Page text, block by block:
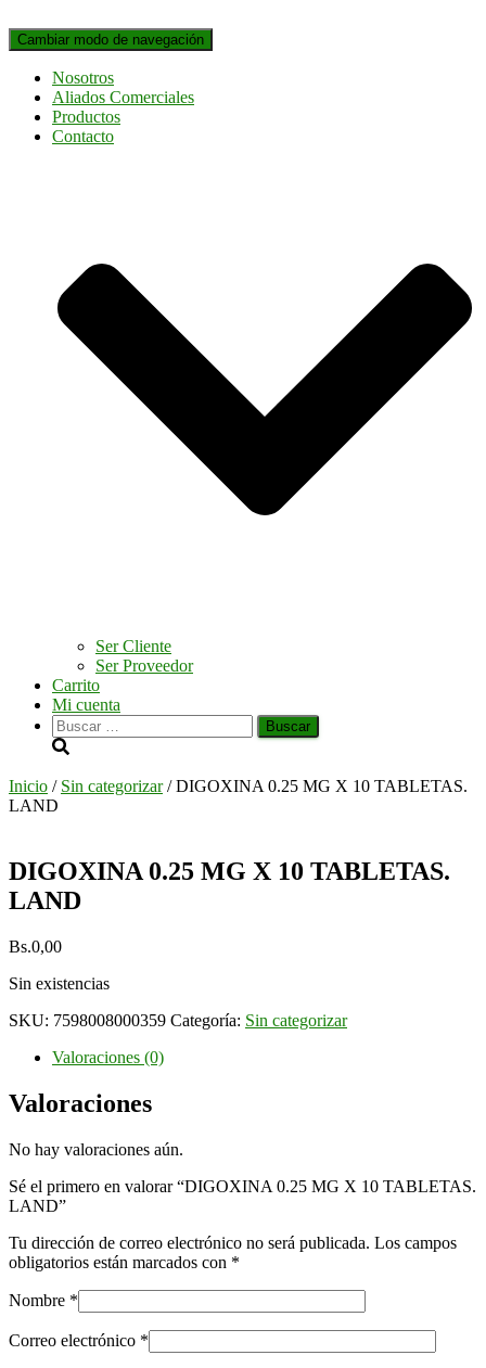
Cambiar modo de navegación
Nosotros
Aliados Comerciales
Productos
Contacto
Ser Cliente
Ser Proveedor
Carrito
Mi cuenta
Buscar:
Inicio / Sin categorizar/ DIGOXINA 0.25 MG X 10 TABLETAS.
LAND
DIGOXINA 0.25 MG X 10 TABLETAS.
LAND
Bs.0,00
Sin existencias
SKU: 7598008000359 Categoría: Sin categorizar
Valoraciones (0)
Valoraciones
No hay valoraciones aún.
Sé el primero en valorar “DIGOXINA 0.25 MG X 10 TABLETAS.
LAND”
Tu dirección de correo electrónico no será publicada. Los campos
obligatorios están marcados con *
Nombre *
Correo electrónico *